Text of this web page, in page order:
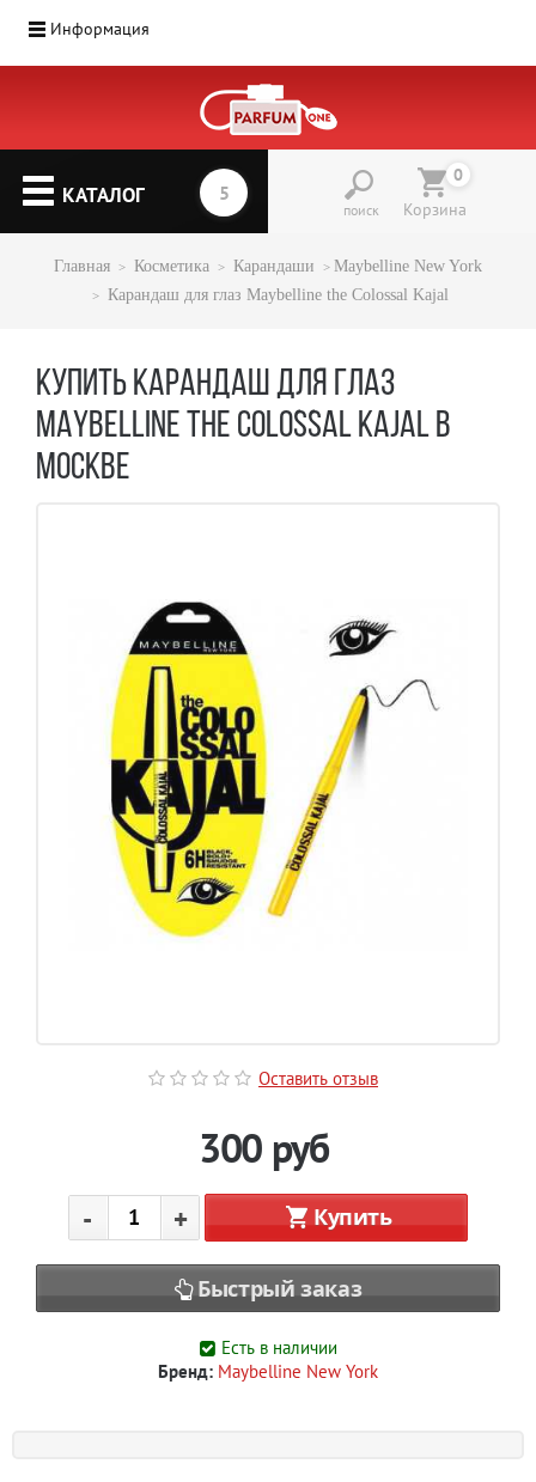
Информация
КАТАЛОГ
поиск
0
Корзина
Главная Косметика Карандаши
Maybelline New York
Карандаш для глаз Maybelline the Colossal Kajal
КУПИТЬ КАРАНДАШ ДЛЯ ГЛАЗ
MAYBELLINE THE COLOSSAL KAJAL В
МОСКВЕ
Оставить отзыв
300 руб
- + Купить
Быстрый заказ
Есть в наличии
Бренд: Maybelline New York